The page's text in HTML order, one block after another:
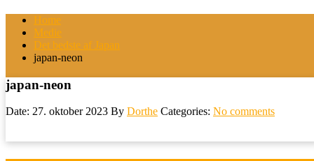
Home
Medie
Det bedste af Japan
japan-neon
japan-neon
Date: 27. oktober 2023 By Dorthe Categories: No comments